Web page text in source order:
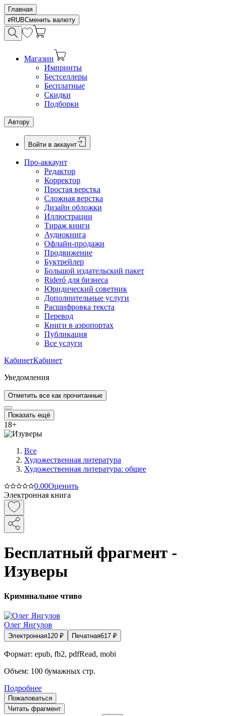
Главная
RUBСменить валюту
Магазин
Импринты
Бестселлеры
Бесплатные
Скидки
Подборки
Автору
Войти в аккаунт
Про-аккаунт
Редактор
Корректор
Простая верстка
Сложная верстка
Дизайн обложки
Иллюстрации
Тираж книги
Аудиокнига
Офлайн-продажи
Продвижение
Буктрейлер
Большой издательский пакет
Rideró для бизнеса
Юридический советник
Дополнительные услуги
Расшифровка текста
Перевод
Книги в аэропортах
Публикация
Все услуги
КабинетКабинет
Уведомления
Отметить все как прочитанные
Показать ещё
18+
Все
Художественная литература
Художественная литература: общее
0.00Оценить
Электронная книга
Бесплатный фрагмент -
Изуверы
Криминальное чтиво
Олег Янгулов
Электронная120 ₽ Печатная617 ₽
Формат: epub, fb2, pdfRead, mobi
Объем: 100 бумажных стр.
Подробнее
Пожаловаться
Читать фрагмент